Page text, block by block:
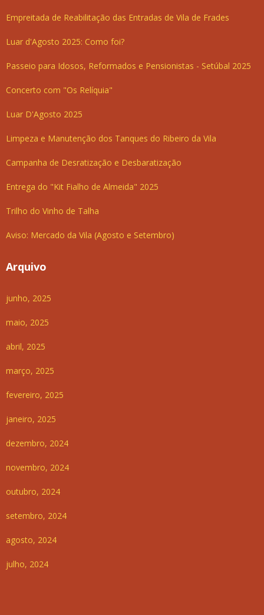
Empreitada de Reabilitação das Entradas de Vila de Frades
Luar d'Agosto 2025: Como foi?
Passeio para Idosos, Reformados e Pensionistas - Setúbal 2025
Concerto com "Os Relíquia"
Luar D'Agosto 2025
Limpeza e Manutenção dos Tanques do Ribeiro da Vila
Campanha de Desratização e Desbaratização
Entrega do "Kit Fialho de Almeida" 2025
Trilho do Vinho de Talha
Aviso: Mercado da Vila (Agosto e Setembro)
Arquivo
junho, 2025
maio, 2025
abril, 2025
março, 2025
fevereiro, 2025
janeiro, 2025
dezembro, 2024
novembro, 2024
outubro, 2024
setembro, 2024
agosto, 2024
julho, 2024